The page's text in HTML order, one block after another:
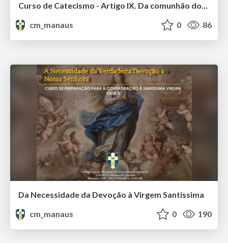
Curso de Catecismo - Artigo IX. Da comunhão dos santos e daqueles que estão fora da Igreja
cm_manaus
0 86
Da Necessidade da Devoção à Virgem Santíssima
cm_manaus
0 190